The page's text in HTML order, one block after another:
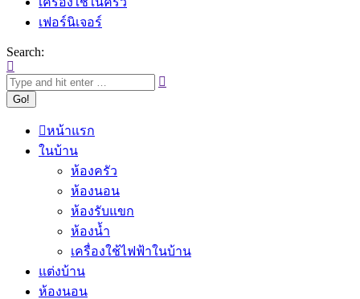
เฟอร์นิเจอร์
Search:
หน้าแรก
ในบ้าน
ห้องครัว
ห้องนอน
ห้องรับแขก
ห้องน้ำ
เครื่องใช้ไฟฟ้าในบ้าน
แต่งบ้าน
ห้องนอน